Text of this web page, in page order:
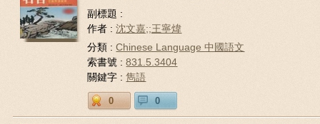
副標題 :
作者 :沈文嘉;;王寧煒
分類 :Chinese Language 中國語文
索書號 :831.5.3404
關鍵字 :雋語
0 0